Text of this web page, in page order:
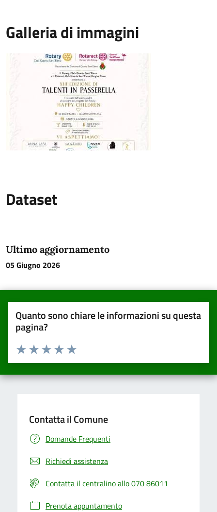
Galleria di immagini
Dataset
Ultimo aggiornamento
05 Giugno 2026
Quanto sono chiare le informazioni su questa
pagina?
Valuta da 1 a 5 stelle la pagina
Valuta 5 stelle su 5
Valuta 4 stelle su 5
Valuta 3 stelle su 5
Valuta 2 stelle su 5
Valuta una stella su 5
Contatta il Comune
Domande Frequenti
Richiedi assistenza
Contatta il centralino allo 070 86011
Prenota appuntamento